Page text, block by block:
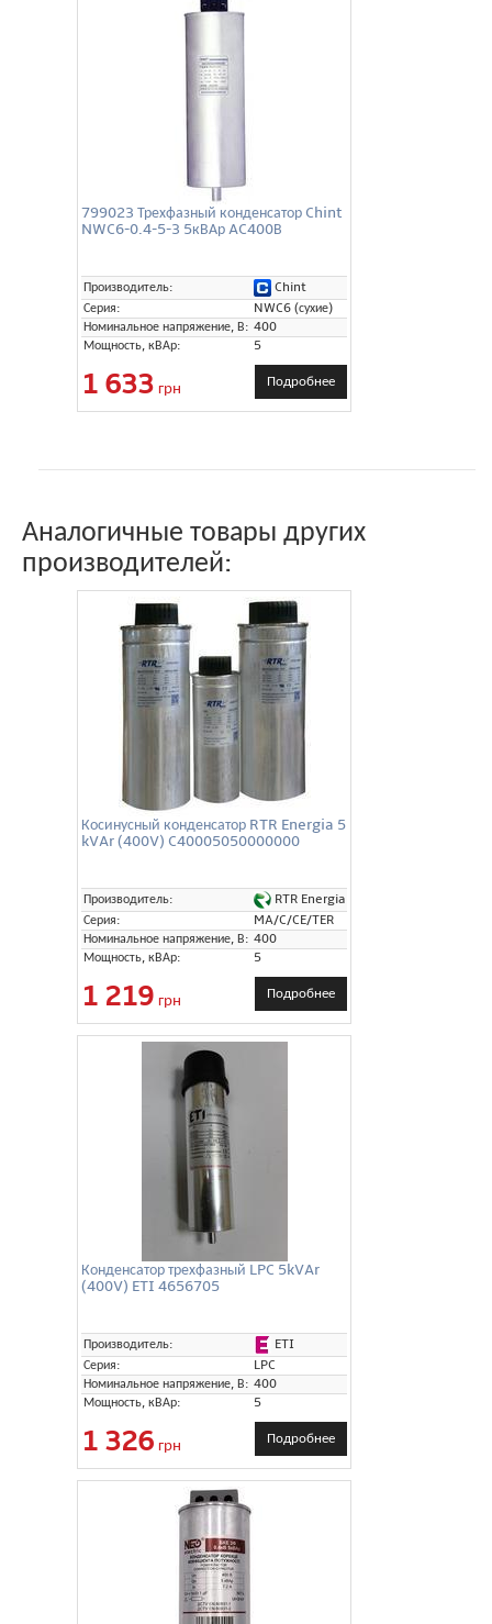
799023 Трехфазный конденсатор Chint
NWC6-0.4-5-3 5кВАр AC400В
Производитель:
Chint
Серия:
NWC6 (сухие)
Номинальное напряжение, В: 400
Мощность, кВАр:
5
1 633 грн Подробнее
Аналогичные товары других
производителей:
Косинусный конденсатор RTR Energia 5
kVAr (400V) C40005050000000
Производитель:
RTR Energia
Серия:
MA/C/CE/TER
Номинальное напряжение, В: 400
Мощность, кВАр:
5
1 219 грн Подробнее
Конденсатор трехфазный LPC 5kVAr
(400V) ETI 4656705
Производитель:
ETI
Серия:
LPC
Номинальное напряжение, В: 400
Мощность, кВАр:
5
1 326 грн Подробнее